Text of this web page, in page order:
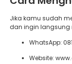
Jika kamu sudah
dan ingin langsung
WhatsApp:
Website: